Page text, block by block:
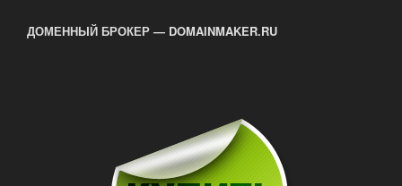
ДОМЕННЫЙ БРОКЕР — DOMAINMAKER.RU